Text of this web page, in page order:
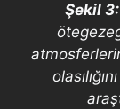
Şekil 3: